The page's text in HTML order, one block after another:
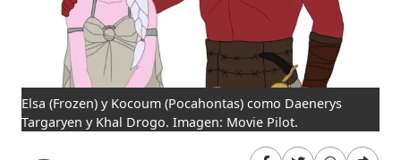
Elsa (Frozen) y Kocoum (Pocahontas) como Daenerys
Targaryen y Khal Drogo. Imagen: Movie Pilot.